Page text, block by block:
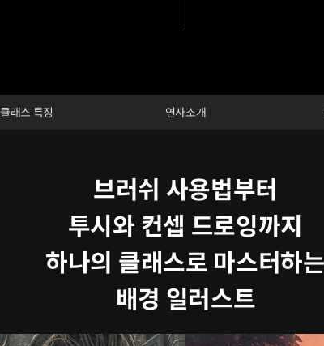
클래스 특징 연사소개
브러쉬 사용법부터
투시와 컨셉 드로잉까지
하나의 클래스로 마스터하는
배경 일러스트